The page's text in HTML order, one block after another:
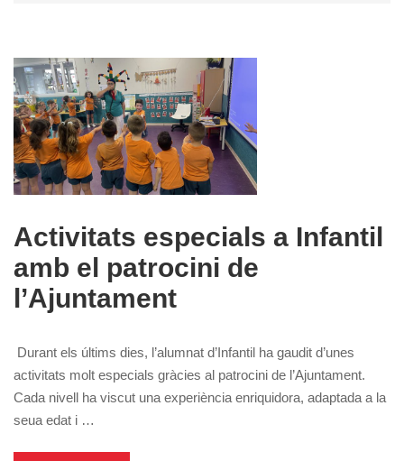
Activitats especials a Infantil
amb el patrocini de
l’Ajuntament
Durant els últims dies, l’alumnat d’Infantil ha gaudit d’unes
activitats molt especials gràcies al patrocini de l’Ajuntament.
Cada nivell ha viscut una experiència enriquidora, adaptada a la
seua edat i …